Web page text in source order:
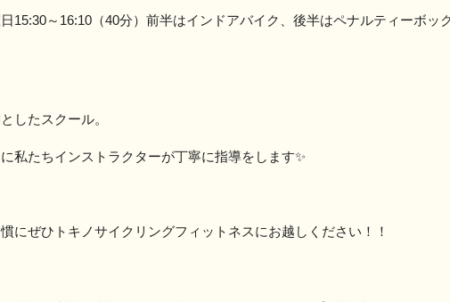
15:30～16:10（40分）前半はインドアバイク、後半はペナルティーボッ
したスクール。
私たちインストラクターが丁寧に指導をします✨
にぜひトキノサイクリングフィットネスにお越しください！！